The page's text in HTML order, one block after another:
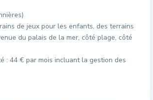
de jeux pour les enfants, des terrains
du palais de la mer, côté plage, côté
: 44 € par mois incluant la gestion des